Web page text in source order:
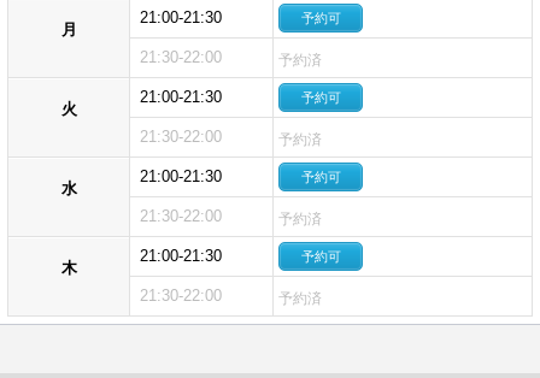
月
21:00-21:30 予約可
21:30-22:00 予約済
火
21:00-21:30 予約可
21:30-22:00 予約済
水
21:00-21:30 予約可
21:30-22:00 予約済
木
21:00-21:30 予約可
21:30-22:00 予約済